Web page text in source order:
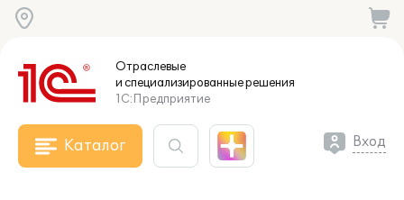
Отраслевые
и специализированныерешения
1С:Предприятие
Каталог Вход